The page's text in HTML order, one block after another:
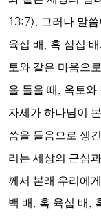
13:7). 그러나 말
육십 배 , 혹 삼십
토와 같은 마음으
을 들을 때 , 옥토와
자세가 하나님이
씀을 들음으로 생
리는 세상의 근심
께서 본래 우리에
백 배 , 혹 육십 배 ,